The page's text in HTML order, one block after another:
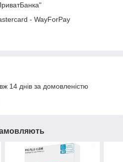
- WayForPay
14 днів за домовленістю